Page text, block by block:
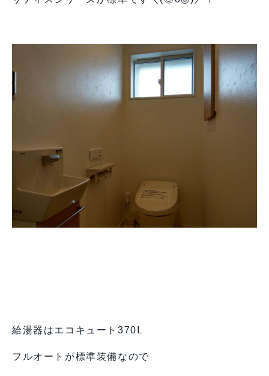
給湯器はエコキュート370Ⅼ
フルオートが標準装備なので